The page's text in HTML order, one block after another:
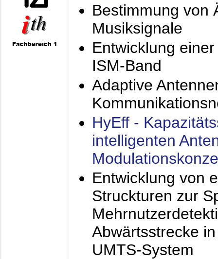
Bestimmung von
Musiksignale
Entwicklung
ISM-Band
Adaptive
HyEff -
intelligenten
Entwicklung von
Struckturen zur
Abwärtsstrecke
UMTS-System